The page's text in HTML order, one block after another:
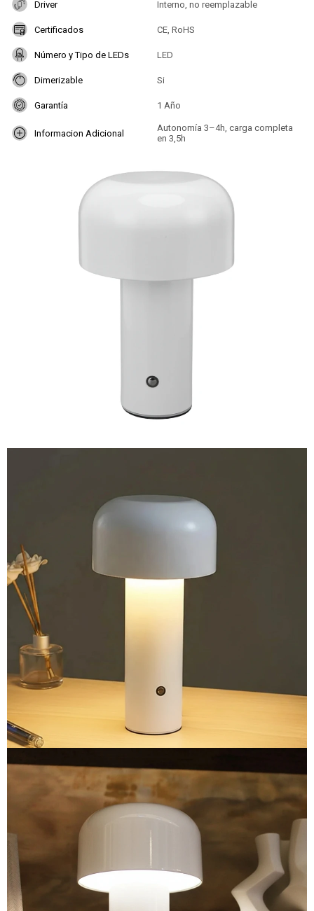
Driver Interno, no reemplazable
Certificados CE, RoHS
Número y Tipo de LEDs LED
Dimerizable Si
Garantía 1 Año
Informacion Adicional
Autonomía 3–4h, carga completa
en 3,5h